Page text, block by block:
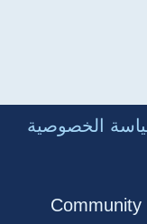
الخصوصية